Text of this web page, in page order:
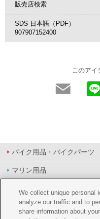
販売店検索
SDS 日本語（PDF）
907907152400
このアイ
バイク用品・バイクパーツ
マリン用品
PAS/YPJ用品
その他用品
We collect unique personal
analyze our traffic and to
share information about